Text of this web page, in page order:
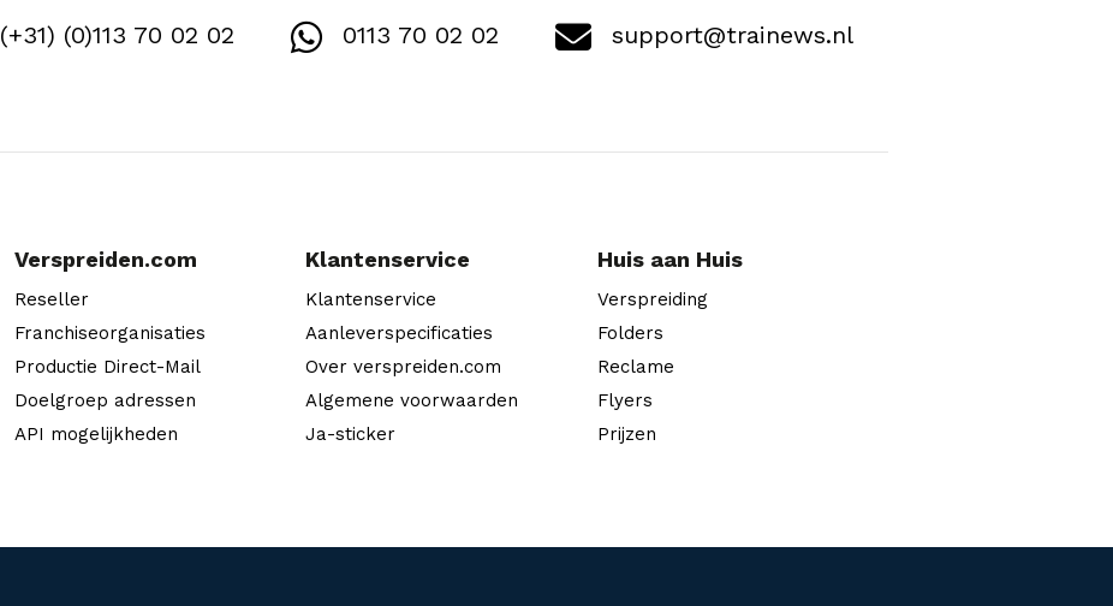
(+31) (0)113 70 02 02 0113 70 02 02 support@trainews.nl
Verspreiden.com
Reseller
Franchiseorganisaties
Productie Direct-Mail
Doelgroep adressen
API mogelijkheden
Klantenservice
Klantenservice
Aanleverspecificaties
Over verspreiden.com
Algemene voorwaarden
Ja-sticker
Huis aan Huis
Verspreiding
Folders
Reclame
Flyers
Prijzen